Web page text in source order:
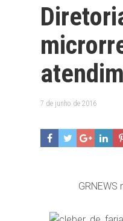
7 de junho de 2016
GRNEWS